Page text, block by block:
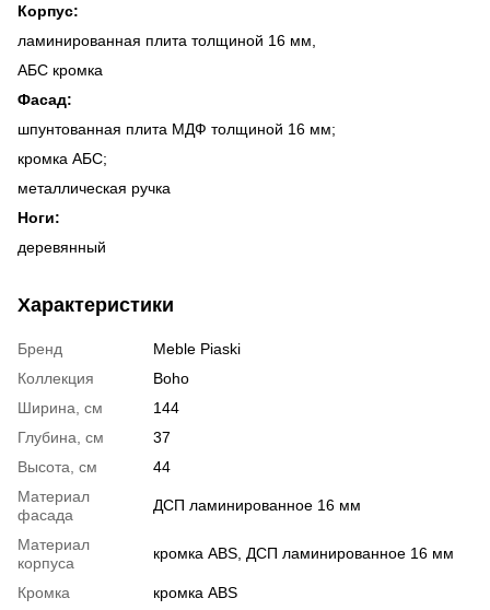
Корпус:
ламинированная плита толщиной 16 мм,
АБС кромка
Фасад:
шпунтованная плита МДФ толщиной 16 мм;
кромка АБС;
металлическая ручка
Ноги:
деревянный
Характеристики
Бренд
Meble Piaski
Коллекция
Boho
Ширина, см
144
Глубина, см
37
Высота, см
44
Материал
фасада
ДСП ламинированное 16 мм
Материал
корпуса
кромка ABS, ДСП ламинированное 16 мм
Кромка
кромка ABS